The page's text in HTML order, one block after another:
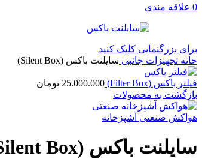
0 علاقه مندی
برای بزرگنمایی کلیک کنید
خانه تجهیزات جانبی سایلنت باکس (Silent Box)
فیلتر باکس (Filter Box) 25.000.000 تومان
بازگشت به محصولات
هواکش صنعتی آشپزخانه
سایلنت باکس (Silent Box)